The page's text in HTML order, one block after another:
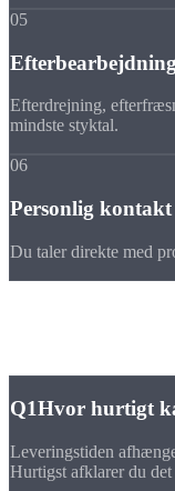
05
Efterdrejning,
mindste styktal.
06
Personlig kontakt
Du taler direkte med
Q1Hvor hurtigt
Leveringstiden
Hurtigst afklarer du